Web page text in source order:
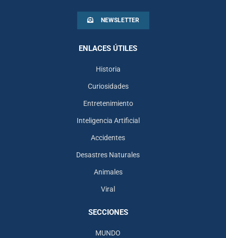
NEWSLETTER
ENLACES ÚTILES
Historia
Curiosidades
Entretenimiento
Inteligencia Artificial
Accidentes
Desastres Naturales
Animales
Viral
SECCIONES
MUNDO